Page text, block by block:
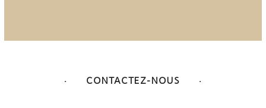
CONTACTEZ-NOUS